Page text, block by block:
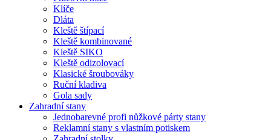
Klíče
Dláta
Kleště štípací
Kleště kombinované
Kleště SIKO
Kleště odizolovací
Klasické šroubováky
Ruční kladiva
Gola sady
Zahradní stany
Jednobarevné profi nůžkové párty stany
Reklamní stany s vlastním potiskem